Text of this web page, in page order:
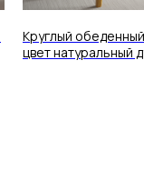
Круглый
цвет натуральный